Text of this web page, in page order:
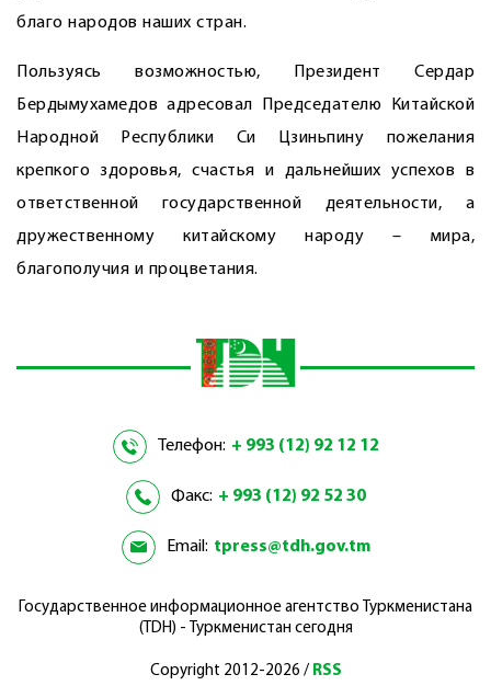
благо народов наших стран.
Пользуясь возможностью, Президент Сердар
Бердымухамедов адресовал Председателю Китайской
Народной Республики Си Цзиньпину пожелания
крепкого здоровья, счастья и дальнейших успехов в
ответственной государственной деятельности, а
дружественному китайскому народу – мира,
благополучия и процветания.
Телефон: + 993 (12) 92 12 12
Факс: + 993 (12) 92 52 30
Email: tpress@tdh.gov.tm
Государственное информационное агентство Туркменистана
(TDH) - Туркменистан сегодня
Copyright 2012-2026 / RSS